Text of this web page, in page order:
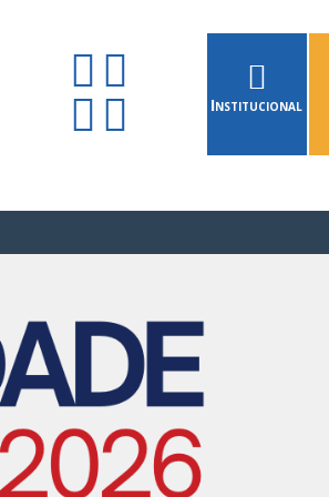
Institucional